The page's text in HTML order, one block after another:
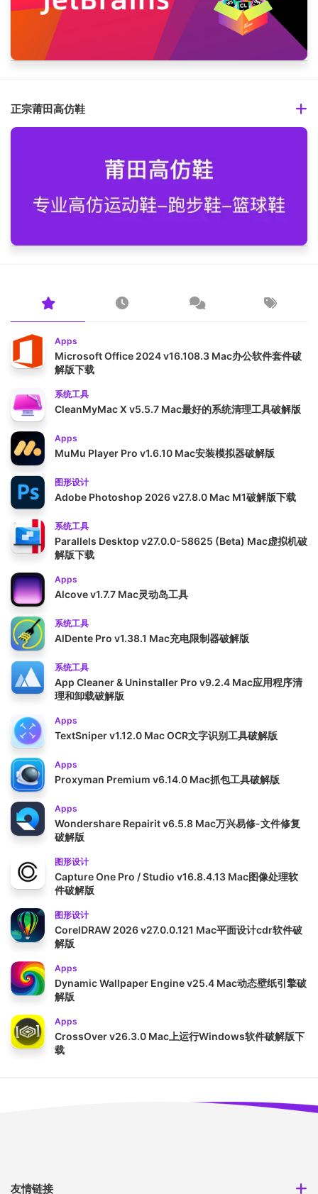
正宗莆田高仿鞋
Apps
Microsoft Office 2024 v16.108.3 Mac办公软件套件破
解版下载
系统工具
CleanMyMac X v5.5.7 Mac最好的系统清理工具破解版
Apps
MuMu Player Pro v1.6.10 Mac安装模拟器破解版
图形设计
Adobe Photoshop 2026 v27.8.0 Mac M1破解版下载
系统工具
Parallels Desktop v27.0.0-58625 (Beta) Mac虚拟机破
解版下载
Apps
Alcove v1.7.7 Mac灵动岛工具
系统工具
AlDente Pro v1.38.1 Mac充电限制器破解版
系统工具
App Cleaner & Uninstaller Pro v9.2.4 Mac应用程序清
理和卸载破解版
Apps
TextSniper v1.12.0 Mac OCR文字识别工具破解版
Apps
Proxyman Premium v6.14.0 Mac抓包工具破解版
Apps
Wondershare Repairit v6.5.8 Mac万兴易修-文件修复
破解版
图形设计
Capture One Pro / Studio v16.8.4.13 Mac图像处理软
件破解版
图形设计
CorelDRAW 2026 v27.0.0.121 Mac平面设计cdr软件破
解版
Apps
Dynamic Wallpaper Engine v25.4 Mac动态壁纸引擎破
解版
Apps
CrossOver v26.3.0 Mac上运行Windows软件破解版下
载
友情链接